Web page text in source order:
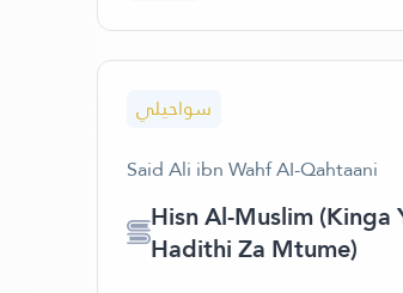
سواحيلي
Said Ali ibn Wahf AI-Qahtaani
Hisn Al-Muslim
Hadithi Za Mtume)